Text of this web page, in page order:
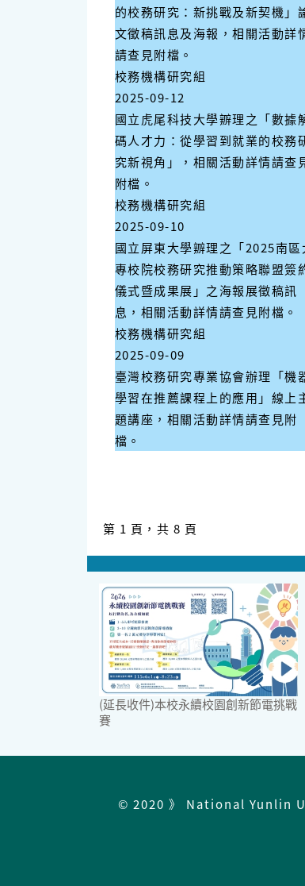
的校務研究：新挑戰及新契機」
文徵稿訊息及海報，相關活動詳
請查見附檔。
校務機構研究組
2025-09-12
國立虎尾科技大學辧理之「數據
碼人才力：從學習到就業的校務
究新視角」，相關活動詳情請查
附檔。
校務機構研究組
2025-09-10
國立屏東大學辧理之「2025南區
專校院校務研究推動策略聯盟簽
儀式暨成果展」之海報展徵稿訊
息，相關活動詳情請查見附檔。
校務機構研究組
2025-09-09
臺灣校務研究專業協會辦理「機
學習在推薦課程上的應用」線上
題講座，相關活動詳情請查見附
檔。
第 1 頁，共 8 頁
(延長收件)本校永續校園創新節電挑戰
賽
© 2020 》 National Yunlin